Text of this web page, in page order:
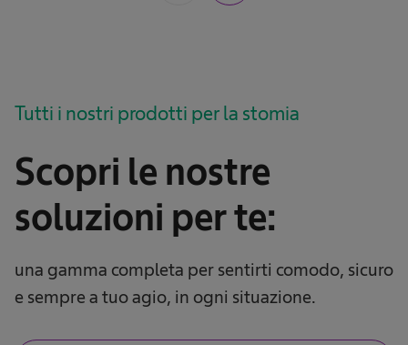
Tutti i nostri prodotti per la stomia
Scopri le nostre
soluzioni per te:
una gamma completa per sentirti comodo, sicuro
e sempre a tuo agio, in ogni situazione.